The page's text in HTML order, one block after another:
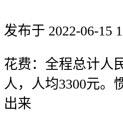
发布于 2022-06-15
花费：全程总计人
人，人均3300元。
出来